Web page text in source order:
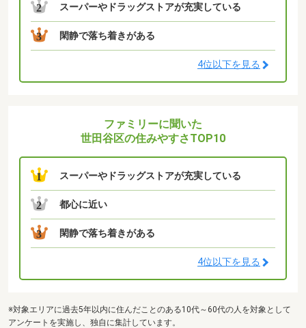
2 スーパーやドラッグストアが充実している
3 閑静で落ち着きがある
4位以下を見る
ファミリーに聞いた
世田谷区の住みやすさTOP10
1 スーパーやドラッグストアが充実している
2 都心に近い
3 閑静で落ち着きがある
4位以下を見る
※対象エリアに過去5年以内に住んだことのある10代～60代の人を対象として
アンケートを実施し、独自に集計しています。